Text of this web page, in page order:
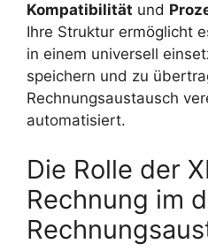
Kompatibilität und
Ihre Struktur ermöglicht
in einem universell
speichern und zu
Rechnungsaustausch
automatisiert.
Die Rolle der
Rechnung im